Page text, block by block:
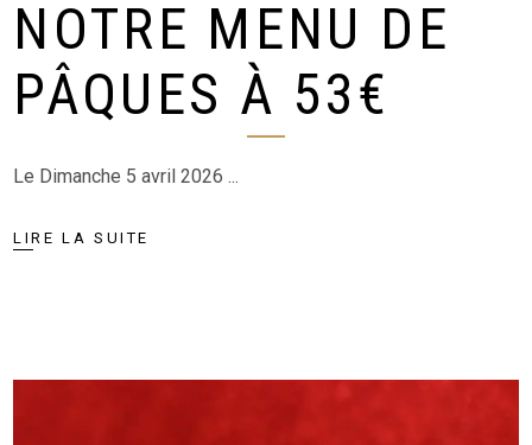
NOTRE MENU DE
PÂQUES À 53€
Le Dimanche 5 avril 2026